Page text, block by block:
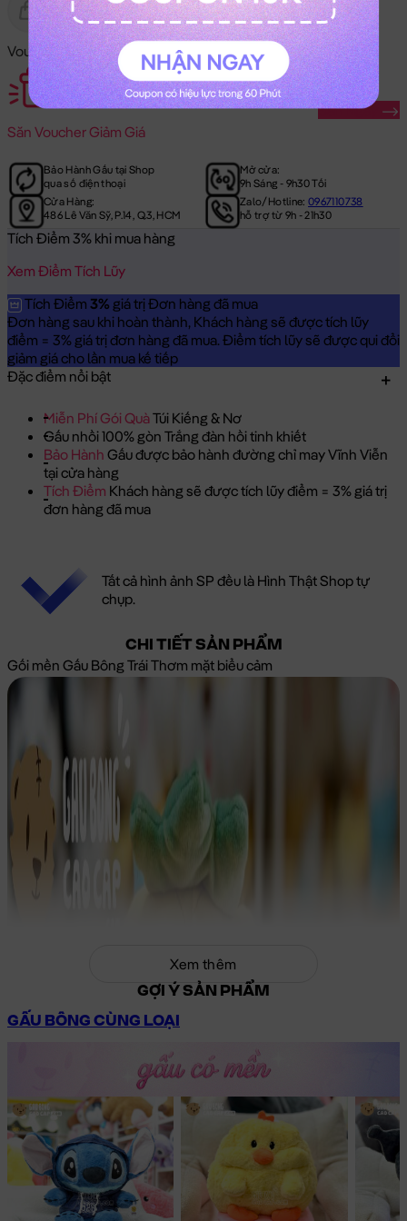
Gửi Tặng Hết Hàng
Voucher Mã Khuyến Mãi:
Săn Voucher Giảm Giá
Săn Ngay
Bảo Hành Gấu tại Shop
qua số điện thoại
Mở cửa:
9h Sáng - 9h30 Tối
Cửa Hàng:
486 Lê Văn Sỹ, P.14, Q.3, HCM
Zalo/Hotline:0967110738
hỗ trợ từ 9h - 21h30
Tích Điểm 3% khi mua hàng
Xem Điểm Tích Lũy
Tích Điểm 3% giá trị Đơn hàng đã mua
Đơn hàng sau khi hoàn thành, Khách hàng sẽ được tích lũy
điểm = 3% giá trị đơn hàng đã mua. Điểm tích lũy sẽ được qui đổi
giảm giá cho lần mua kế tiếp
Đặc điểm nổi bật
Miễn Phí Gói QuàTúi Kiếng & Nơ
Gấu nhồi 100% gòn Trắng đàn hồi tinh khiết
Bảo Hành Gấu được bảo hành đường chỉ may Vĩnh Viễn
tại cửa hàng
Tích Điểm Khách hàng sẽ được tích lũy điểm = 3% giá trị
đơn hàng đã mua
Tất cả hình ảnh SP đều là Hình Thật Shop tự
chụp.
CHI TIẾT SẢN PHẨM
Gối mền Gấu Bông Trái Thơm mặt biểu cảm
Xem thêm
GỢI Ý SẢN PHẨM
GẤU BÔNG CÙNG LOẠI